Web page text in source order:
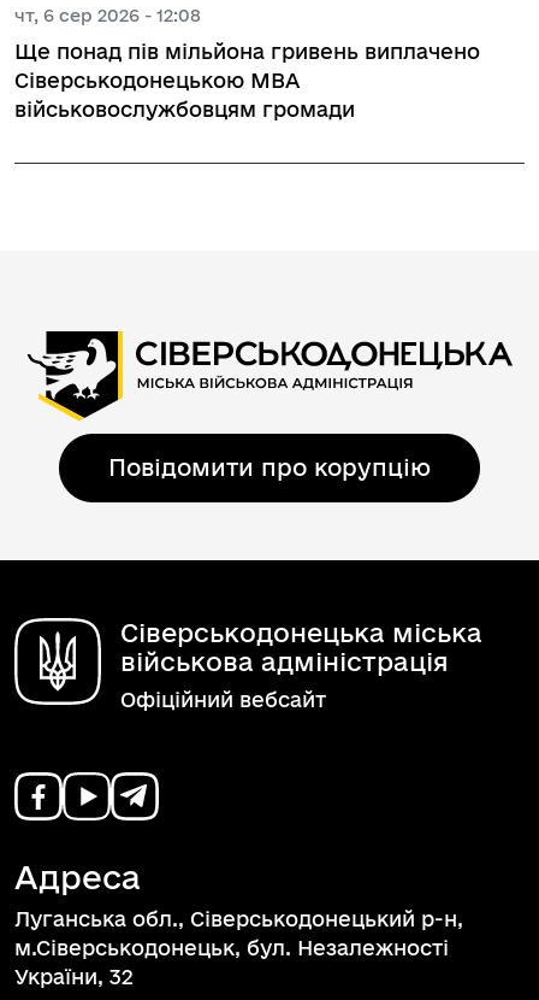
чт, 6 сер 2026 - 12:08
Ще понад пів мільйона гривень виплачено
Сіверськодонецькою МВА
військовослужбовцям громади
Повідомити про корупцію
Сіверськодонецька міська
військова адміністрація
Офіційний вебсайт
Адреса
Луганська обл., Сіверськодонецький р-н,
м.Сіверськодонецьк, бул. Незалежності
України, 32